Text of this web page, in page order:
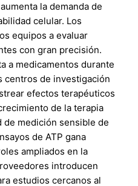
la demanda de
celular. Los
equipos a evaluar
con gran precisión.
a medicamentos durante
centros de investigación
efectos terapéuticos
de la terapia
de medición sensible de
de ATP gana
ampliados en la
introducen
estudios cercanos al